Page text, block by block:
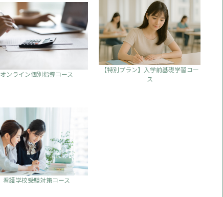
オンライン個別指導コース
【特別プラン】入学前基礎学習コー
ス
看護学校受験対策コース